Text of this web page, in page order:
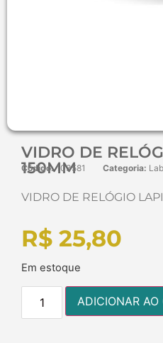
VIDRO DE
150MM
Código:103581 Categoria:
VIDRO DE RELÓGIO
R$ 25,80
Em estoque
ADICIONAR AO